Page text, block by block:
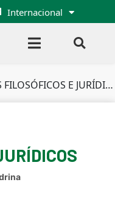
Internacional
E JURÍDICOS